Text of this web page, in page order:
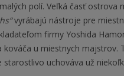
polí. Veľká časť ostrova
vyrábajú nástroje pre
firmy Yoshida
u miestnych
uchováva už